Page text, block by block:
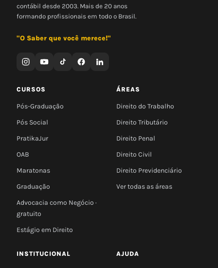
contábil desde 2003. Mais de 20 anos
formando profissionais em todo o Brasil.
"O Saber que você merece!"
CURSOS
Pós-Graduação
Pós Social
PratikaJur
OAB
Maratonas
Graduação
Advocacia como Negócio ·
gratuito
Estágio em Direito
ÁREAS
Direito do Trabalho
Direito Tributário
Direito Penal
Direito Civil
Direito Previdenciário
Ver todas as áreas
INSTITUCIONAL AJUDA